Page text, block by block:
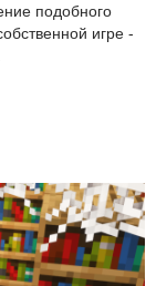
подобного
игре -